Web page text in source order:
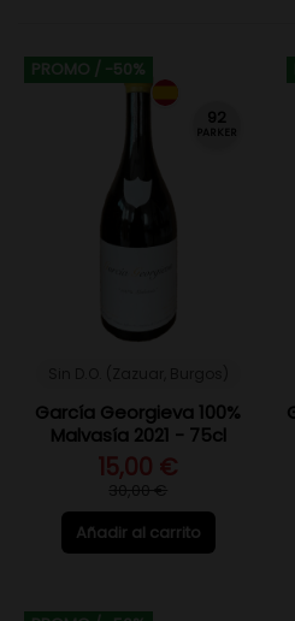
PROMO / -50%
92
PARKER
García Georgieva 100%
Malvasía 2021 - 75cl
15,00 €
30,00 €
Añadir al carrito